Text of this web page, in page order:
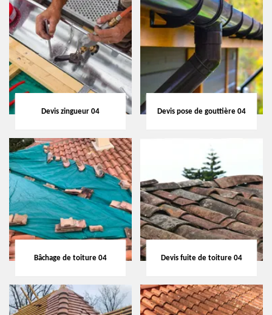
Devis zingueur 04 Devis pose de gouttière 04
Bâchage de toiture 04 Devis fuite de toiture 04